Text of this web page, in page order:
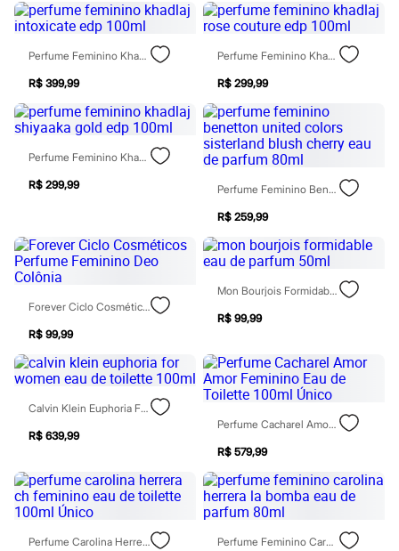
Calcinhas
Cintas e Modeladores
Pijamas
Sutiãs e Tops
Moda praia
Biquínis
Maiôs
Saídas de praia
Personagens
Blusas e Camisetas
Jeans
Moda esportiva
Shorts e Saias
Vestidos
Masculino
Em alta
Dia dos Pais
Novidades
Roupas
Camisas
Calças
Camisetas e Regatas
Jeans
Polos
Acessórios
Bolsas e Mochilas
Chapéus e Bonés
Perfume Feminino Khadlaj Intoxicate Edp 100ml
R$ 399,99
Perfume Feminino Khadlaj Rose Couture Edp 100ml
R$ 299,99
Perfume Feminino Khadlaj Shiyaaka Gold Edp 100ml
R$ 299,99 Perfume Feminino Benetton United Colors Sisterland Blush Cherry Eau De Parfum 80ml
R$ 259,99
Forever Ciclo Cosméticos Perfume Feminino Deo Colônia
R$ 99,99
Mon Bourjois Formidable Eau De Parfum 50ml
R$ 99,99
Calvin Klein Euphoria For Women Eau De Toilette 100ml
R$ 639,99
Perfume Cacharel Amor Amor Feminino Eau De Toilette 100ml Único
R$ 579,99
Perfume Carolina Herrera Ch Feminino Eau De Toilette 100ml Único Perfume Feminino Carolina Herrera La Bomba Eau De Parfum 80ml